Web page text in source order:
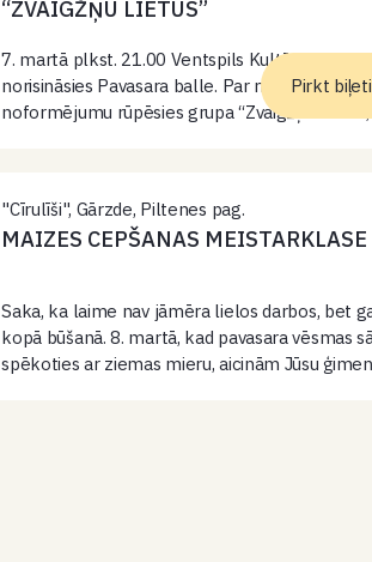
“ZVAIGŽŅU LIETUS”
7. martā plkst. 21.00 Ventspils Kultūras centrā
norisināsies Pavasara balle. Par muzikālo
noformējumu rūpēsies grupa “Zvaigžņu lietus”,
Pirkt biļeti
"Cīrulīši", Gārzde, Piltenes pag.
MAIZES CEPŠANAS MEISTARKLASE
Saka, ka laime nav jāmēra lielos darbos, bet
kopā būšanā. 8. martā, kad pavasara vēsmas
spēkoties ar ziemas mieru, aicinām Jūsu